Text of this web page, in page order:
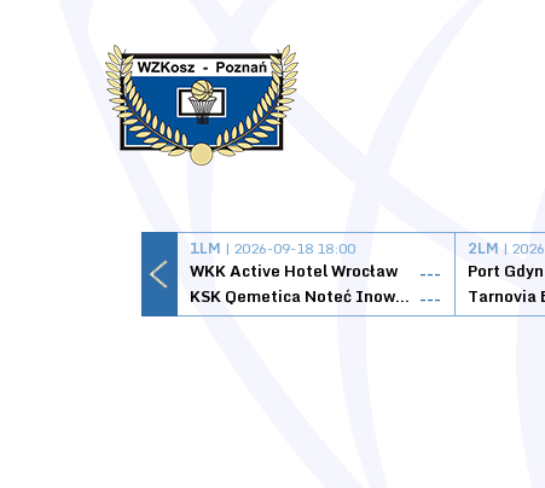
1LM | 2026-09-18 18:00
WKK Active Hotel Wrocław
---
KSK Qemetica Noteć Inowrocław ---
2LM |
Port